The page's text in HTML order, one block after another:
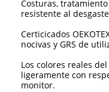
Costuras,
resistente al
Certicicados
nocivas y GRS de
Los colores reales
ligeramente con
monitor.